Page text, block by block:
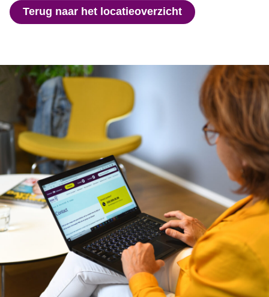
Terug naar het locatieoverzicht